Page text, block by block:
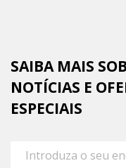
SAIBA MAIS
NOTÍCIAS E
ESPECIAIS